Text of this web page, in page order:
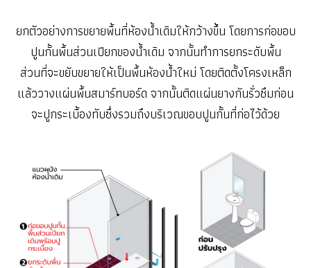
ยกตัวอย่างการขยายพื้นที่ห้องน้ำเดิมให้กว้างขึ้น โดยการก่อขอบ
ปูนกั้นพื้นส่วนเปียกของน้ำเดิม จากนั้นทำการยกระดับพื้น
ส่วนที่จะขยับขยายให้เป็นพื้นห้องน้ำใหม่ โดยติดตั้งโครงเหล็ก
แล้ววางแผ่นพื้นสมาร์ทบอร์ด จากนั้นติดแผ่นยางกันรั่วซึมก่อน
จะปูกระเบื้องทับซึ่งรวมถึงบริเวณขอบปูนกั้นที่ก่อไว้ด้วย